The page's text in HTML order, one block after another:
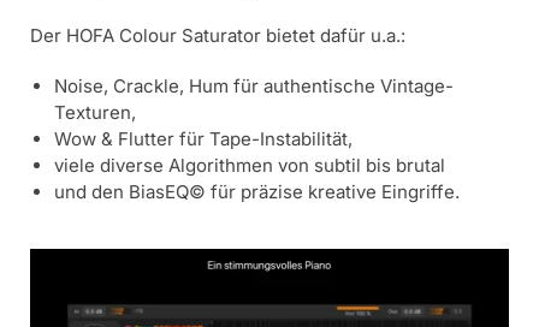
Der HOFA Colour Saturator bietet dafür u.a.:
Noise, Crackle, Hum für authentische Vintage-
Texturen,
Wow & Flutter für Tape-Instabilität,
viele diverse Algorithmen von subtil bis brutal
und den BiasEQ© für präzise kreative Eingriffe.